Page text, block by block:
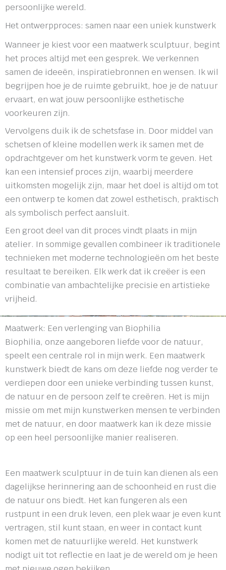
persoonlijke wereld.
Het ontwerpproces: samen naar een uniek kunstwerk
Wanneer je kiest voor een maatwerk sculptuur, begint
het proces altijd met een gesprek. We verkennen
samen de ideeën, inspiratiebronnen en wensen. Ik wil
begrijpen hoe je de ruimte gebruikt, hoe je de natuur
ervaart, en wat jouw persoonlijke esthetische
voorkeuren zijn.
Vervolgens duik ik de schetsfase in. Door middel van
schetsen of kleine modellen werk ik samen met de
opdrachtgever om het kunstwerk vorm te geven. Het
kan een intensief proces zijn, waarbij meerdere
uitkomsten mogelijk zijn, maar het doel is altijd om tot
een ontwerp te komen dat zowel esthetisch, praktisch
als symbolisch perfect aansluit.
Een groot deel van dit proces vindt plaats in mijn
atelier. In sommige gevallen combineer ik traditionele
technieken met moderne technologieën om het beste
resultaat te bereiken. Elk werk dat ik creëer is een
combinatie van ambachtelijke precisie en artistieke
vrijheid.
Maatwerk: Een verlenging van Biophilia
Biophilia, onze aangeboren liefde voor de natuur,
speelt een centrale rol in mijn werk. Een maatwerk
kunstwerk biedt de kans om deze liefde nog verder te
verdiepen door een unieke verbinding tussen kunst,
de natuur en de persoon zelf te creëren. Het is mijn
missie om met mijn kunstwerken mensen te verbinden
met de natuur, en door maatwerk kan ik deze missie
op een heel persoonlijke manier realiseren.
Een maatwerk sculptuur in de tuin kan dienen als een
dagelijkse herinnering aan de schoonheid en rust die
de natuur ons biedt. Het kan fungeren als een
rustpunt in een druk leven, een plek waar je even kunt
vertragen, stil kunt staan, en weer in contact kunt
komen met de natuurlijke wereld. Het kunstwerk
nodigt uit tot reflectie en laat je de wereld om je heen